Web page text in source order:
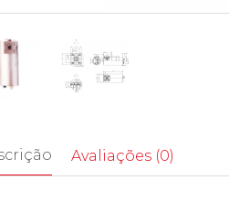
Avaliações (0)